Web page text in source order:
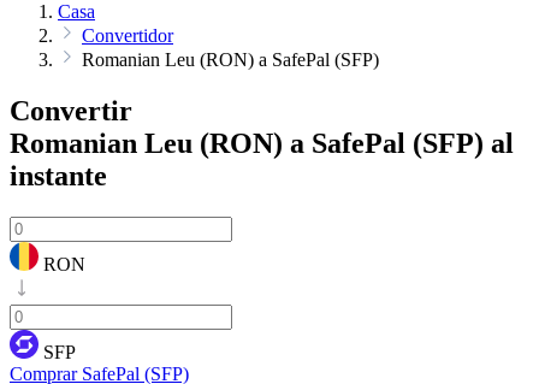
Casa
Convertidor
Romanian Leu (RON) a SafePal (SFP)
Convertir
Romanian Leu (RON) a SafePal (SFP) al
instante
RON
SFP
Comprar SafePal (SFP)